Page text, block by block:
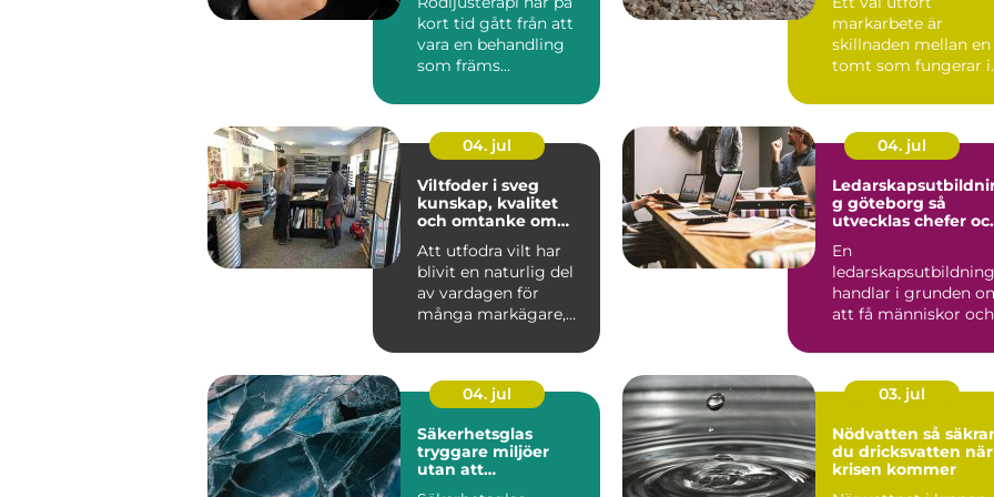
nytta av det
kort tid gått från att
vara en behandling
som främs...
markarbete är
skillnaden mellan en
tomt som fungerar i
tomt som snabb...
04. jul
Viltfoder i sveg
kunskap, kvalitet
och omtanke om
Att utfodra vilt har
blivit en naturlig del
av vardagen för
många markägare,
djurintresse...
04. jul
g göteborg så
utvecklas chefer
En
ledarskapsutbildning
handlar i grunden
att få människor och
fungera bättre till...
04. jul
Säkerhetsglas
tryggare miljöer
utan att
03. jul
Nödvatten så säkrar
du dricksvatten när
krisen kommer